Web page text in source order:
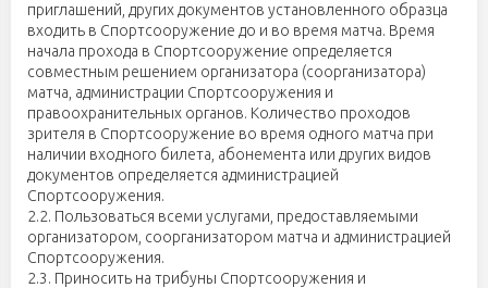
приглашений, других документов установленного образца
входить в Спортсооружение до и во время матча. Время
начала прохода в Спортсооружение определяется
совместным решением организатора (соорганизатора)
матча, администрации Спортсооружения и
правоохранительных органов. Количество проходов
зрителя в Спортсооружение во время одного матча при
наличии входного билета, абонемента или других видов
документов определяется администрацией
Спортсооружения.
2.2. Пользоваться всеми услугами, предоставляемыми
организатором, соорганизатором матча и администрацией
Спортсооружения.
2.3. Приносить на трибуны Спортсооружения и